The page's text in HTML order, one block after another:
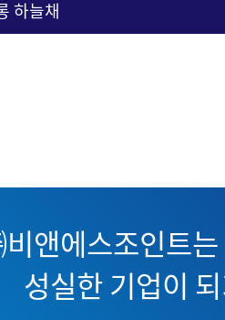
하늘채
앤에스조인트
성실한 기업이